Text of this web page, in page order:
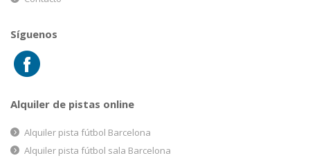
Síguenos
Alquiler de pistas online
Alquiler pista fútbol Barcelona
Alquiler pista fútbol sala Barcelona